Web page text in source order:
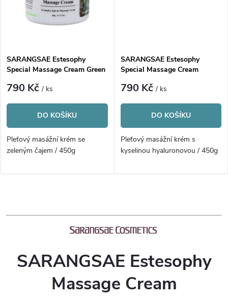
SARANGSAE Estesophy
Special Massage Cream Green
790 Kč/ ks
DO KOŠÍKU
Pleťový masážní krém se
zeleným čajem / 450g
SARANGSAE Estesophy
Special Massage Cream
790 Kč/ ks
DO KOŠÍKU
Pleťový masážní krém s
kyselinou hyaluronovou / 450g
SARANGSAE Estesophy
Massage Cream